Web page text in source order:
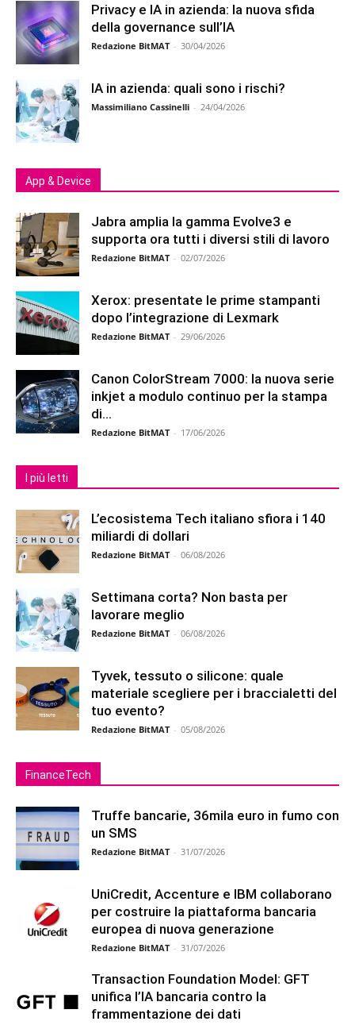
Privacy e IA in azienda: la nuova sfida
della governance sull’IA
Redazione BitMAT - 30/04/2026
IA in azienda: quali sono i rischi?
Massimiliano Cassinelli - 24/04/2026
App & Device
Jabra amplia la gamma Evolve3 e
supporta ora tutti i diversi stili di lavoro
Redazione BitMAT - 02/07/2026
Xerox: presentate le prime stampanti
dopo l’integrazione di Lexmark
Redazione BitMAT - 29/06/2026
Canon ColorStream 7000: la nuova serie
inkjet a modulo continuo per la stampa
di...
Redazione BitMAT - 17/06/2026
I più letti
L’ecosistema Tech italiano sfiora i 140
miliardi di dollari
Redazione BitMAT - 06/08/2026
Settimana corta? Non basta per
lavorare meglio
Redazione BitMAT - 06/08/2026
Tyvek, tessuto o silicone: quale
materiale scegliere per i braccialetti del
tuo evento?
Redazione BitMAT - 05/08/2026
FinanceTech
Truffe bancarie, 36mila euro in fumo con
un SMS
Redazione BitMAT - 31/07/2026
UniCredit, Accenture e IBM collaborano
per costruire la piattaforma bancaria
europea di nuova generazione
Redazione BitMAT - 31/07/2026
Transaction Foundation Model: GFT
unifica l’IA bancaria contro la
frammentazione dei dati